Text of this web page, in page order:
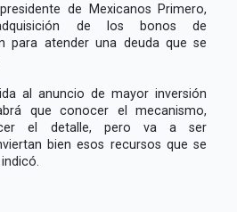
de Mexicanos Primero,
de los bonos de
para atender una deuda que se
al anuncio de mayor inversión
que conocer el mecanismo,
el detalle, pero va a ser
bien esos recursos que se